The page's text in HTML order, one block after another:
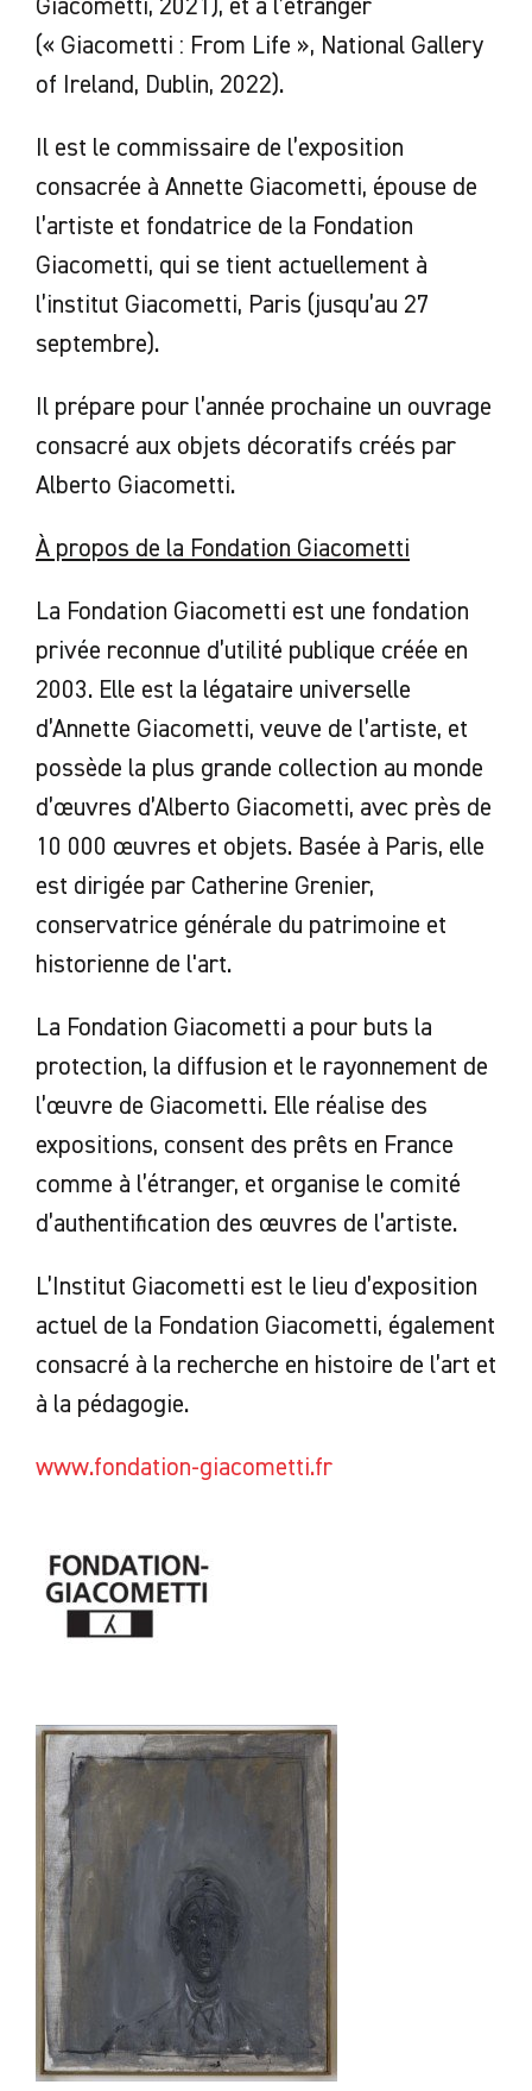
(« Giacometti : From Life », National Gallery
of Ireland, Dublin, 2022).
Il est le commissaire de l’exposition
consacrée à Annette Giacometti, épouse de
l’artiste et fondatrice de la Fondation
Giacometti, qui se tient actuellement à
l’institut Giacometti, Paris (jusqu’au 27
septembre).
Il prépare pour l’année prochaine un ouvrage
consacré aux objets décoratifs créés par
Alberto Giacometti.
À propos de la Fondation Giacometti
La Fondation Giacometti est une fondation
privée reconnue d’utilité publique créée en
2003. Elle est la légataire universelle
d’Annette Giacometti, veuve de l’artiste, et
possède la plus grande collection au monde
d’œuvres d’Alberto Giacometti, avec près de
10 000 œuvres et objets. Basée à Paris, elle
est dirigée par Catherine Grenier,
conservatrice générale du patrimoine et
historienne de l'art.
La Fondation Giacometti a pour buts la
protection, la diffusion et le rayonnement de
l’œuvre de Giacometti. Elle réalise des
expositions, consent des prêts en France
comme à l’étranger, et organise le comité
d’authentification des œuvres de l’artiste.
L’Institut Giacometti est le lieu d’exposition
actuel de la Fondation Giacometti, également
consacré à la recherche en histoire de l’art et
à la pédagogie.
www.fondation-giacometti.fr